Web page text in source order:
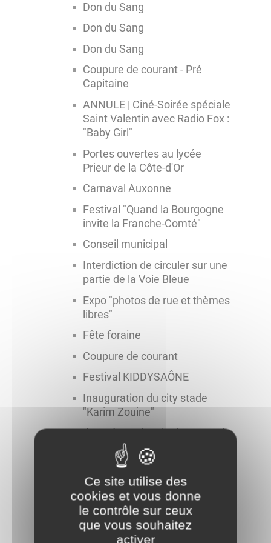
Don du Sang
Don du Sang
Don du Sang
Coupure de courant - Pré
Capitaine
ANNULE | Ciné-Soirée spéciale
Saint Valentin avec Radio Fox :
"Baby Girl"
Portes ouvertes au lycée
Prieur de la Côte-d'Or
Carnaval Auxonne
Festival "Quand la Bourgogne
invite la Franche-Comté"
Conseil municipal
Interdiction de circuler sur une
partie de la Voie Bleue
Expo "photos de rue et thèmes
libres"
Fête foraine
Coupure de courant
Festival KIDDYSAÔNE
Inauguration du city stade
"Karim Zouine"
Journée nationale du souvenir
et du recueillement à la
mémoire des victimes civiles
et militaires de la guerre
d’Algérie et des combats en
Tunisie et au Maroc
Révision générale du PLU :
enquête publique
Ce site utilise des
cookies et vous donne
le contrôle sur ceux
que vous souhaitez
activer